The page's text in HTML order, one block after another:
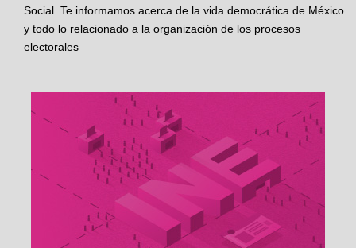
Social. Te informamos acerca de la vida democrática de México
y todo lo relacionado a la organización de los procesos
electorales